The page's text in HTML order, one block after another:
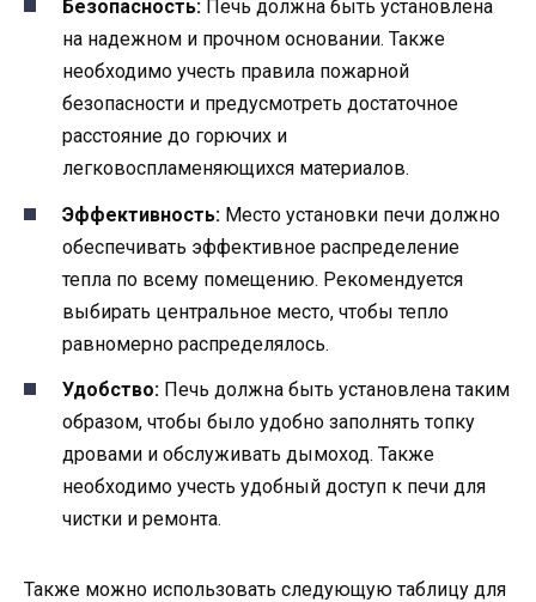
Безопасность: Печь должна быть установлена
на надежном и прочном основании. Также
необходимо учесть правила пожарной
безопасности и предусмотреть достаточное
расстояние до горючих и
легковоспламеняющихся материалов.
Эффективность: Место установки печи должно
обеспечивать эффективное распределение
тепла по всему помещению. Рекомендуется
выбирать центральное место, чтобы тепло
равномерно распределялось.
Удобство: Печь должна быть установлена таким
образом, чтобы было удобно заполнять топку
дровами и обслуживать дымоход. Также
необходимо учесть удобный доступ к печи для
чистки и ремонта.
Также можно использовать следующую таблицу для